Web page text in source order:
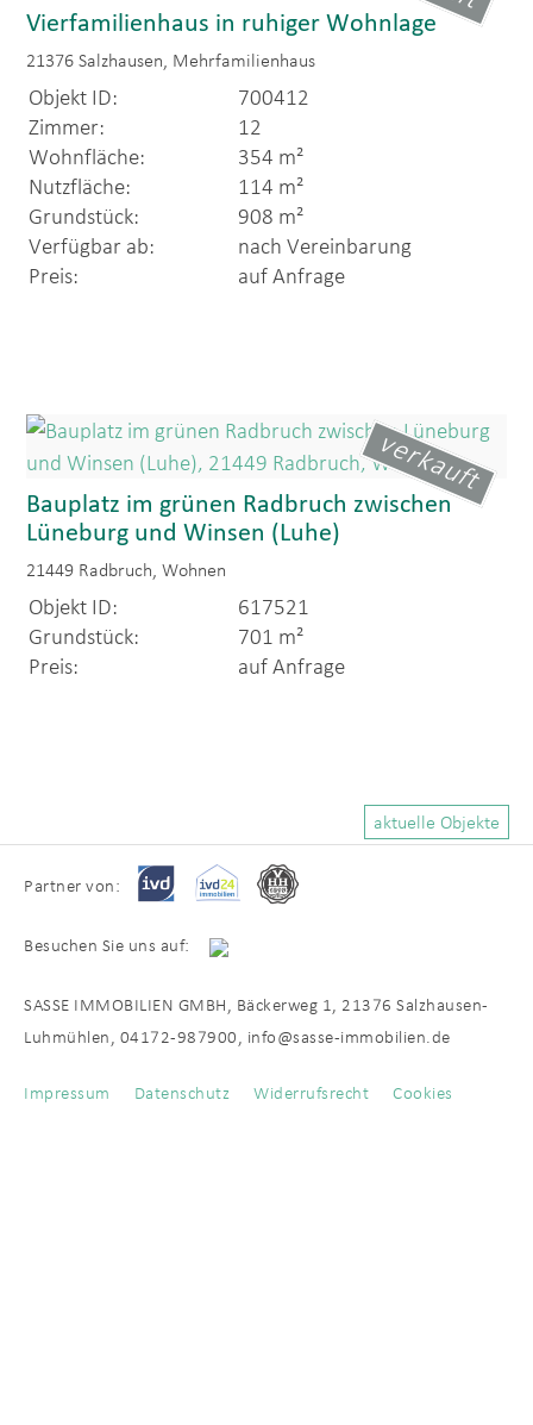
Vierfamilienhaus in ruhiger Wohnlage
21376 Salzhausen, Mehrfamilienhaus
Objekt ID:
700412
Zimmer:
12
Wohnfläche:
354 m²
Nutzfläche:
114 m²
Grundstück:
908 m²
Verfügbar ab:
nach Vereinbarung
Preis:
auf Anfrage
verkauft
Bauplatz im grünen Radbruch zwischen
Lüneburg und Winsen (Luhe)
21449 Radbruch, Wohnen
Objekt ID:
617521
Grundstück:
701 m²
Preis:
auf Anfrage
aktuelle Objekte
Partner von:
Besuchen Sie uns auf:
SASSE IMMOBILIEN GMBH, Bäckerweg 1, 21376 Salzhausen-
Luhmühlen, 04172-987900, info@sasse-immobilien.de
Impressum Datenschutz Widerrufsrecht Cookies